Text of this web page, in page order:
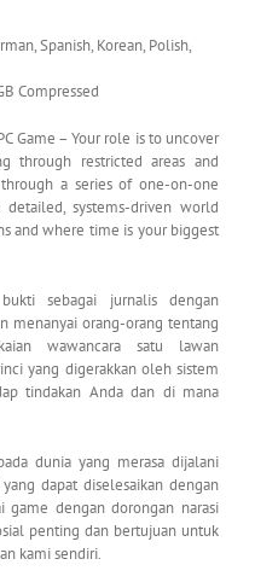
Spanish, Korean, Polish,
Compressed
Game – Your role is to uncover
through restricted areas and
a series of one-on-one
systems-driven world
and where time is your biggest
sebagai jurnalis dengan
menanyai orang-orang tentang
wawancara satu lawan
yang digerakkan oleh sistem
tindakan Anda dan di mana
dunia yang merasa dijalani
dapat diselesaikan dengan
game dengan dorongan narasi
penting dan bertujuan untuk
kami sendiri.